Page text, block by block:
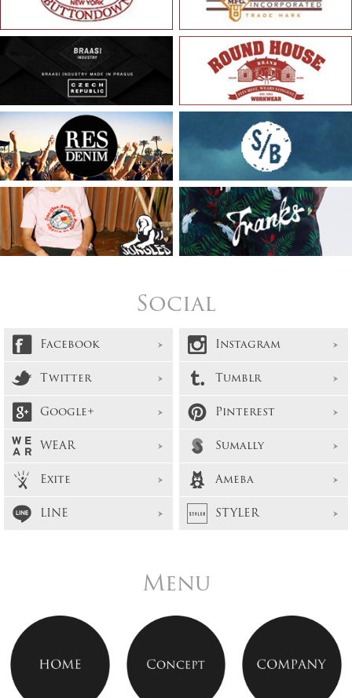
Social
Facebook
Instagram
Twitter
Tumblr
Google+
Pinterest
WEAR
Sumally
Exite
Ameba
LINE
STYLER
Menu